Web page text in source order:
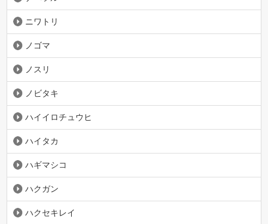
ニワトリ
ノゴマ
ノスリ
ノビタキ
ハイイロチュウヒ
ハイタカ
ハギマシコ
ハクガン
ハクセキレイ